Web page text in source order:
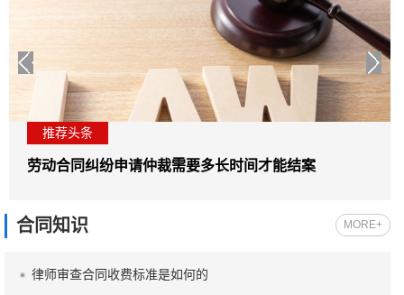
推荐头条
劳动合同纠纷申请仲裁需要多长时间才能结案
推荐头条
劳动合同纠纷申请仲裁需要多长时间才能结案
劳动合同纠纷申请仲裁需要多长时间才能结案
合同知识 MORE+
律师审查合同收费标准是如何的